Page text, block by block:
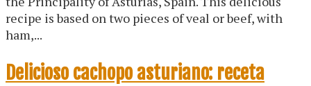
recipe is based on two pieces of veal or beef, with
ham,...
Delicioso cachopo asturiano: receta